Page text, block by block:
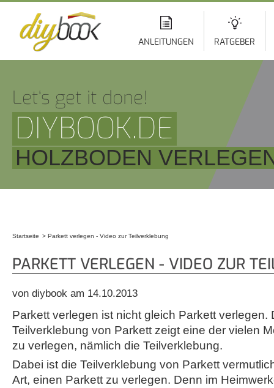
ANLEITUNGEN RATGEBER
Let‘s get it done!
DIYBOOK.DE
HOLZBODEN
Startseite Parkett verlegen - Video zur Teilverklebung
PARKETT VERLEGEN - VIDEO ZUR
von diybook am 14.10.2013
Parkett verlegen ist nicht gleich Parkett verlegen.
Teilverklebung von Parkett zeigt eine der vielen
zu verlegen, nämlich die Teilverklebung.
Dabei ist die Teilverklebung von Parkett
Art, einen Parkett zu verlegen. Denn im